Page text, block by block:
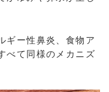
ギー性鼻炎、食物ア
べて同様のメカニズ